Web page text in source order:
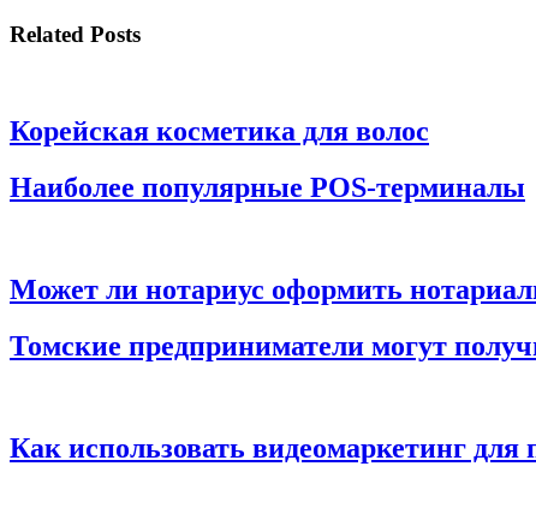
Related Posts
Корейская косметика для волос
Наиболее популярные POS-терминалы
Может ли нотариус оформить
Томские предприниматели могут
Как использовать видеомаркетинг для